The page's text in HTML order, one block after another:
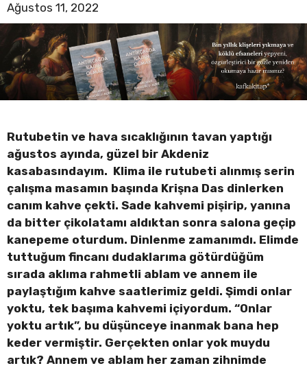
Ağustos 11, 2022
Rutubetin ve hava sıcaklığının tavan yaptığı
ağustos ayında, güzel bir Akdeniz
kasabasındayım. Klima ile rutubeti alınmış serin
çalışma masamın başında Krişna Das dinlerken
canım kahve çekti. Sade kahvemi pişirip, yanına
da bitter çikolatamı aldıktan sonra salona geçip
kanepeme oturdum. Dinlenme zamanımdı. Elimde
tuttuğum fincanı dudaklarıma götürdüğüm
sırada aklıma rahmetli ablam ve annem ile
paylaştığım kahve saatlerimiz geldi. Şimdi onlar
yoktu, tek başıma kahvemi içiyordum. “Onlar
yoktu artık”, bu düşünceye inanmak bana hep
keder vermiştir. Gerçekten onlar yok muydu
artık? Annem ve ablam her zaman zihnimde